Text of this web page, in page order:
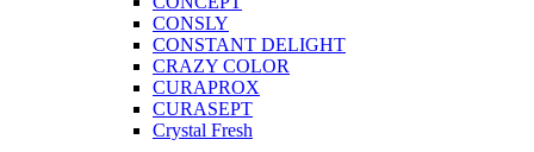
CONSLY
CONSTANT DELIGHT
CRAZY COLOR
CURAPROX
CURASEPT
Crystal Fresh